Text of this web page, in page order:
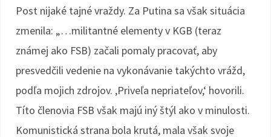
Post nijaké tajné vraždy. Za Putina sa však situácia
zmenila: „…militantné elementy v KGB (teraz
známej ako FSB) začali pomaly pracovať, aby
presvedčili vedenie na vykonávanie takýchto vrážd,
podľa mojich zdrojov. ,Priveľa nepriateľov,‘ hovorili.
Títo členovia FSB však majú iný štýl ako v minulosti.
Komunistická strana bola krutá, mala však svoje